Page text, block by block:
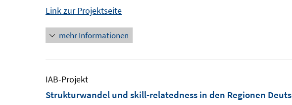
Link zur Projektseite
mehr Informationen
IAB-Projekt
Strukturwandel und skill-relatedness in den Regionen